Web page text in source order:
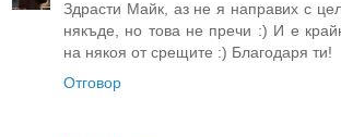
Здрасти Майк, аз не я направих с
някъде, но това не пречи :) И е
на някоя от срещите :) Благодаря ти!
Отговор